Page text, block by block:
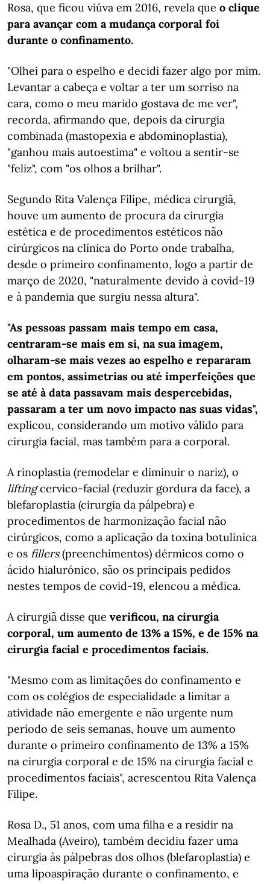
Rosa, que ficou viúva em 2016, revela que o clique
para avançar com a mudança corporal foi
durante o confinamento.
"Olhei para o espelho e decidi fazer algo por mim.
Levantar a cabeça e voltar a ter um sorriso na
cara, como o meu marido gostava de me ver",
recorda, afirmando que, depois da cirurgia
combinada (mastopexia e abdominoplastia),
"ganhou mais autoestima" e voltou a sentir-se
"feliz", com "os olhos a brilhar".
Segundo Rita Valença Filipe, médica cirurgiã,
houve um aumento de procura da cirurgia
estética e de procedimentos estéticos não
cirúrgicos na clínica do Porto onde trabalha,
desde o primeiro confinamento, logo a partir de
março de 2020, "naturalmente devido à covid-19
e à pandemia que surgiu nessa altura".
"As pessoas passam mais tempo em casa,
centraram-se mais em si, na sua imagem,
olharam-se mais vezes ao espelho e repararam
em pontos, assimetrias ou até imperfeições que
se até à data passavam mais despercebidas,
passaram a ter um novo impacto nas suas vidas",
explicou, considerando um motivo válido para
cirurgia facial, mas também para a corporal.
A rinoplastia (remodelar e diminuir o nariz), o
liftingcervico-facial (reduzir gordura da face), a
blefaroplastia (cirurgia da pálpebra) e
procedimentos de harmonização facial não
cirúrgicos, como a aplicação da toxina botulínica
e os fillers(preenchimentos) dérmicos como o
ácido hialurónico, são os principais pedidos
nestes tempos de covid-19, elencou a médica.
A cirurgiã disse que verificou, na cirurgia
corporal, um aumento de 13% a 15%, e de 15% na
cirurgia facial e procedimentos faciais.
"Mesmo com as limitações do confinamento e
com os colégios de especialidade a limitar a
atividade não emergente e não urgente num
período de seis semanas, houve um aumento
durante o primeiro confinamento de 13% a 15%
na cirurgia corporal e de 15% na cirurgia facial e
procedimentos faciais", acrescentou Rita Valença
Filipe.
Rosa D., 51 anos, com uma filha e a residir na
Mealhada (Aveiro), também decidiu fazer uma
cirurgia às pálpebras dos olhos (blefaroplastia) e
uma lipoaspiração durante o confinamento, e